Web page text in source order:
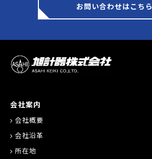
お問い合わせはこちら
会社案内
会社概要
会社沿革
所在地